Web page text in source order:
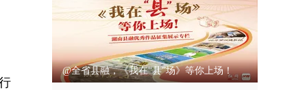
@全省县融，《我在“县”场》等你上场！